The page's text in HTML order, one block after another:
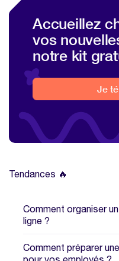
Accueillez
vos
notre kit
Je
Tendances 🔥
Comment organiser
ligne ?
Comment préparer